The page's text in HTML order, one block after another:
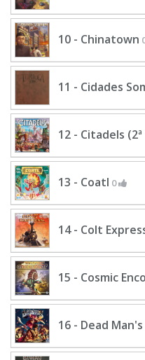
10 - Chinatown
11 - Cidades
12 - Citadels (2ª
13 - Coatl 0
14 - Colt
15 - Cosmic
16 - Dead